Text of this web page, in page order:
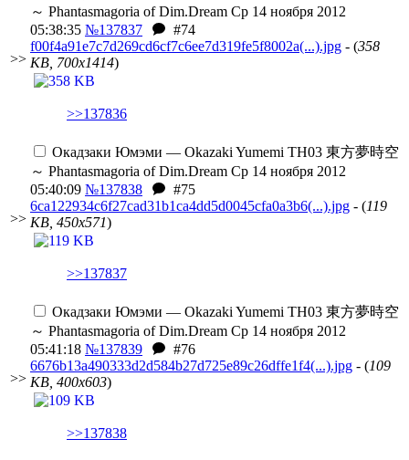
>>
～ Phantasmagoria of Dim.Dream Ср 14 ноября 2012
05:38:35 №137837
#74
f00f4a91e7c7d269cd6cf7c6ee7d319fe5f8002a(...).jpg - (358
KB, 700x1414)
>>137836
>>
Окадзаки Юмэми — Okazaki Yumemi TH03 東方夢時空
～ Phantasmagoria of Dim.Dream Ср 14 ноября 2012
05:40:09 №137838
#75
6ca122934c6f27cad31b1ca4dd5d0045cfa0a3b6(...).jpg - (119
KB, 450x571)
>>137837
>>
Окадзаки Юмэми — Okazaki Yumemi TH03 東方夢時空
～ Phantasmagoria of Dim.Dream Ср 14 ноября 2012
05:41:18 №137839
#76
6676b13a490333d2d584b27d725e89c26dffe1f4(...).jpg - (109
KB, 400x603)
>>137838